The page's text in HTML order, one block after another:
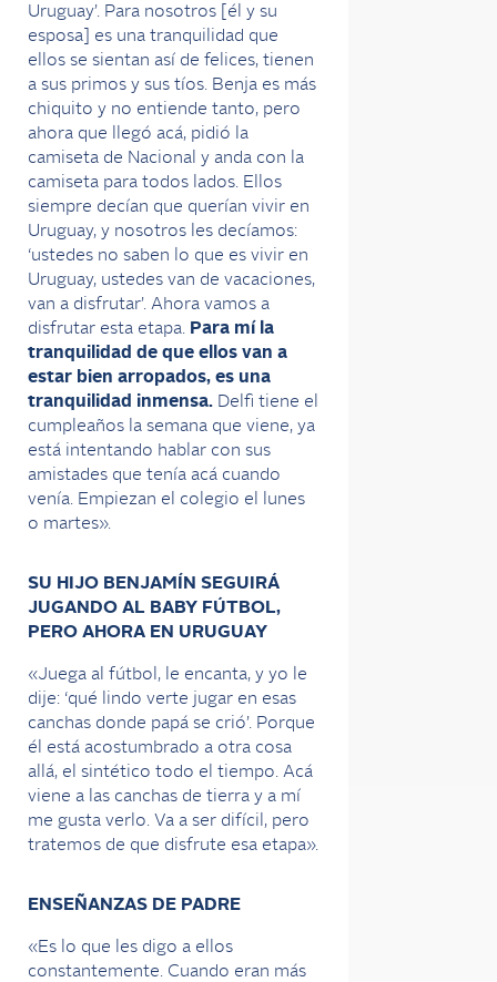
Uruguay’. Para nosotros [él y su
esposa] es una tranquilidad que
ellos se sientan así de felices, tienen
a sus primos y sus tíos. Benja es más
chiquito y no entiende tanto, pero
ahora que llegó acá, pidió la
camiseta de Nacional y anda con la
camiseta para todos lados. Ellos
siempre decían que querían vivir en
Uruguay, y nosotros les decíamos:
‘ustedes no saben lo que es vivir en
Uruguay, ustedes van de vacaciones,
van a disfrutar’. Ahora vamos a
disfrutar esta etapa. Para mí la
tranquilidad de que ellos van a
estar bien arropados, es una
tranquilidad inmensa. Delfi tiene el
cumpleaños la semana que viene, ya
está intentando hablar con sus
amistades que tenía acá cuando
venía. Empiezan el colegio el lunes
o martes».
SU HIJO BENJAMÍN SEGUIRÁ
JUGANDO AL BABY FÚTBOL,
PERO AHORA EN URUGUAY
«Juega al fútbol, le encanta, y yo le
dije: ‘qué lindo verte jugar en esas
canchas donde papá se crió’. Porque
él está acostumbrado a otra cosa
allá, el sintético todo el tiempo. Acá
viene a las canchas de tierra y a mí
me gusta verlo. Va a ser difícil, pero
tratemos de que disfrute esa etapa».
ENSEÑANZAS DE PADRE
«Es lo que les digo a ellos
constantemente. Cuando eran más